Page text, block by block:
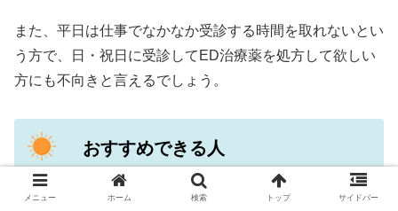
また、平日は仕事でなかなか受診する時間を取れないとい
う方で、日・祝日に受診してED治療薬を処方して欲しい
方にも不向きと言えるでしょう。
おすすめできる人
〇
駅から徒歩圏内のクリニックを探し
メニュー ホーム 検索 トップ サイドバー